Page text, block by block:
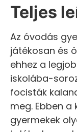
Teljes
Az óvodás
játékosan és
ehhez a
iskolába-
focisták
meg. Ebben
gyermekek